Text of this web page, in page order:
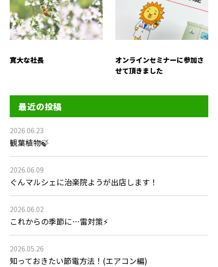
寛大な社長
オンラインセミナーに参加さ
せて頂きました
最近の投稿
2026.06.23
観葉植物🍃
2026.06.09
ぐんマルシェに治楽院ようが出店します！
2026.06.02
これからの季節に…雷対策⚡
2026.05.26
知っておきたい節電方法！(エアコン編)